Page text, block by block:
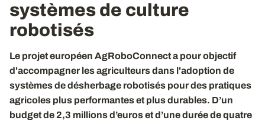
systèmes de culture
robotisés
Le projet européen AgRoboConnect a pour objectif
d'accompagner les agriculteurs dans l'adoption de
systèmes de désherbage robotisés pour des pratiques
agricoles plus performantes et plus durables. D’un
budget de 2,3 millions d’euros et d’une durée de quatre